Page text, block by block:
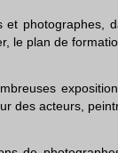
le plan de
des acteurs,